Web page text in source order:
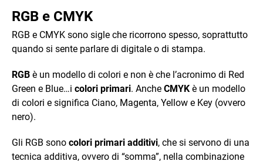
RGB e CMYK
RGB e CMYK sono sigle che ricorrono spesso, soprattutto
quando si sente parlare di digitale o di stampa.
RGB è un modello di colori e non è che l’acronimo di Red
Green e Blue…i colori primari. Anche CMYK è un modello
di colori e significa Ciano, Magenta, Yellow e Key (ovvero
nero).
Gli RGB sono colori primari additivi, che si servono di una
tecnica additiva, ovvero di “somma”, nella combinazione